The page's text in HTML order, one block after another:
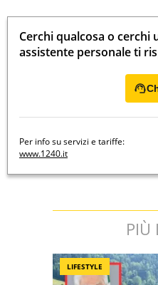
Cerchi qualcosa o cerchi
assistente personale ti
Per info su servizi e tariffe:
www.1240.it
PIÙ
LIFESTYLE